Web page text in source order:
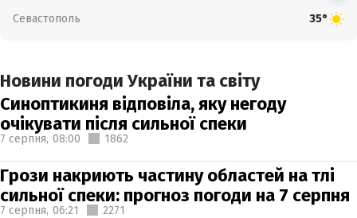
Севастополь 35°
Новини погоди України та світу
Синоптикиня відповіла, яку негоду
очікувати після сильної спеки
7 серпня, 08:00 1862
Грози накриють частину областей на тлі
сильної спеки: прогноз погоди на 7 серпня
7 серпня, 06:21 2271